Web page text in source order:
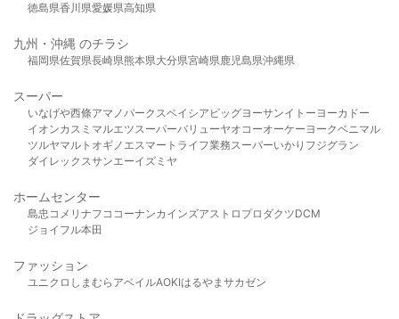
徳島県香川県愛媛県高知県
九州・沖縄 のチラシ
福岡県佐賀県長崎県熊本県大分県宮崎県鹿児島県沖縄県
スーパー
いなげや西條アマノパークスベイシア ビッグヨーサンイトーヨーカドー
イオンカスミ マルエツスーパーバリューヤオコーオーケー ヨークベニマル
ツルヤマルト オギノ エスマート ライフ業務スーパーいかり フジグラン
ダイレックスサンエーイズミヤ
ホームセンター
島忠 コメリ ナフコ コーナンカインズアストロプロダクツDCM
ジョイフル本田
ファッション
ユニクロ しまむら アベイルAOKIはるやま サカゼン